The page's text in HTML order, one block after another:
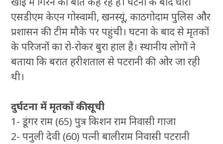
एसडीएम केएन गोस्वामी, खनस्यूं, काठगोदाम पुलिस और
प्रशासन की टीम मौके पर पहुंची। घटना के बाद से मृतकों
के परिजनों का रो-रोकर बुरा हाल है। स्थानीय लोगों ने
बताया कि बरात हरीशताल से पटरानी की ओर जा रही
थी।
दुर्घटना में मृतकोंकी सूची
1- डूंगर राम (65) पुत्र किशन राम निवासी गाजा
2- पनुली देवी (60) पत्नी बालीराम निवासी पटरानी